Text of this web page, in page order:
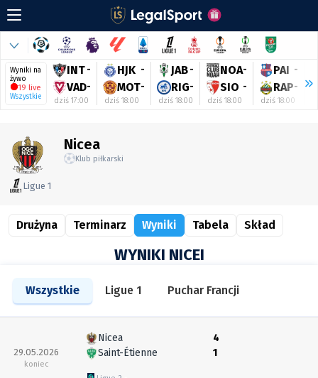
Wyniki na
żywo
19 live
Wszystkie
INT-
VAD-
dziś 17:00
HJK -
MOT-
dziś 18:00
JAB-
RIG-
dziś 18:00
NOA-
SIO -
dziś 18:00
PAI -
RAP-
dziś 18:00
Nicea
Klub piłkarski
Ligue 1
Drużyna Terminarz Wyniki Tabela Skład
WYNIKI NICEI
Wszystkie Ligue 1 Puchar Francji
29.05.2026
koniec
Nicea
Saint-Étienne
4
1